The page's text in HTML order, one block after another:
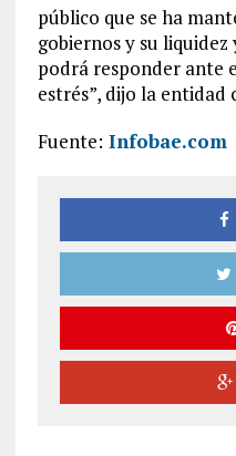
público que se ha
gobiernos y su
podrá responder ante
estrés”, dijo la entidad
Fuente: Infobae.com